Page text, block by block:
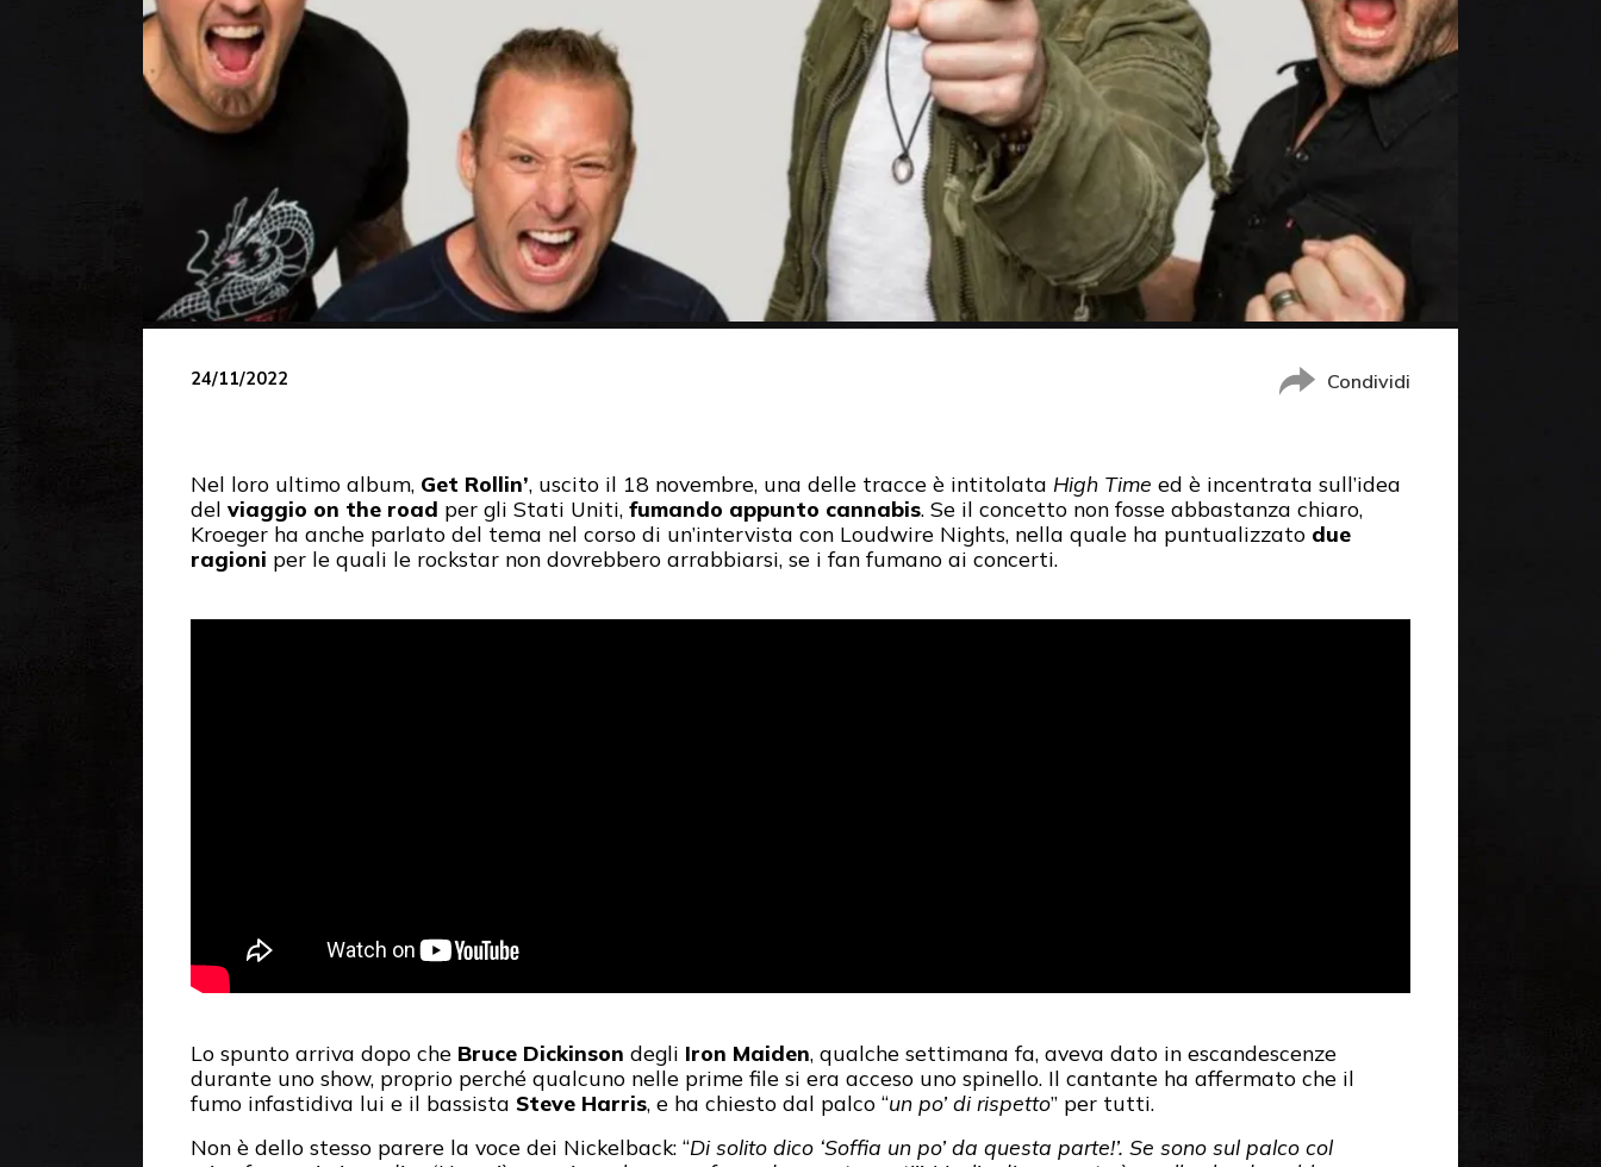
24/11/2022 Condividi
Nel loro ultimo album, Get Rollin’, uscito il 18 novembre, una delle tracce è intitolata High Time ed è incentrata sull’idea
del viaggio on the road per gli Stati Uniti, fumando appunto cannabis. Se il concetto non fosse abbastanza chiaro,
Kroeger ha anche parlato del tema nel corso di un’intervista con Loudwire Nights, nella quale ha puntualizzato due
ragioni per le quali le rockstar non dovrebbero arrabbiarsi, se i fan fumano ai concerti.
Lo spunto arriva dopo che Bruce Dickinson degli Iron Maiden, qualche settimana fa, aveva dato in escandescenze
durante uno show, proprio perché qualcuno nelle prime file si era acceso uno spinello. Il cantante ha affermato che il
fumo infastidiva lui e il bassista Steve Harris, e ha chiesto dal palco “un po’ di rispetto” per tutti.
Non è dello stesso parere la voce dei Nickelback: “Di solito dico ‘Soffia un po’ da questa parte!’. Se sono sul palco col